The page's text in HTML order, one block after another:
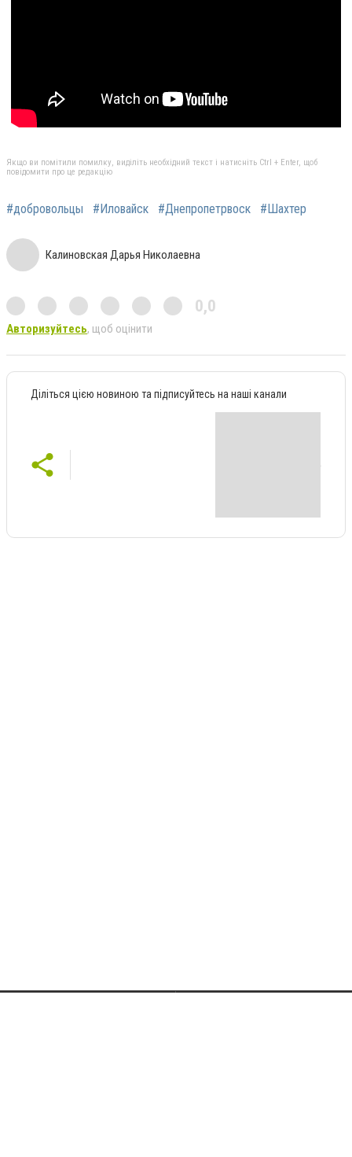
Якщо ви помітили помилку, виділіть необхідний текст і натисніть Ctrl + Enter, щоб
повідомити про це редакцію
#добровольцы #Иловайск #Днепропетрвоск #Шахтер
Калиновская Дарья Николаевна
0,0
Авторизуйтесь, щоб оцінити
Діліться цією новиною та підписуйтесь на наші канали